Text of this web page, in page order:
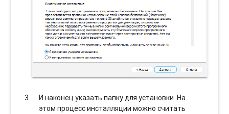
И наконец указать папку для установки. На
этом процесс инсталляции можно считать